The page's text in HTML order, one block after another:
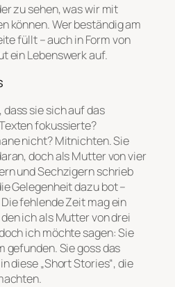
zu sehen, was wir mit
können. Wer beständig am
füllt – auch in Form von
ein Lebenswerk auf.
dass sie sich auf das
fokussierte?
nicht? Mitnichten. Sie
doch als Mutter von vier
und Sechzigern schrieb
Gelegenheit dazu bot –
fehlende Zeit mag ein
ich als Mutter von drei
ich möchte sagen: Sie
gefunden. Sie goss das
diese „Short Stories“, die